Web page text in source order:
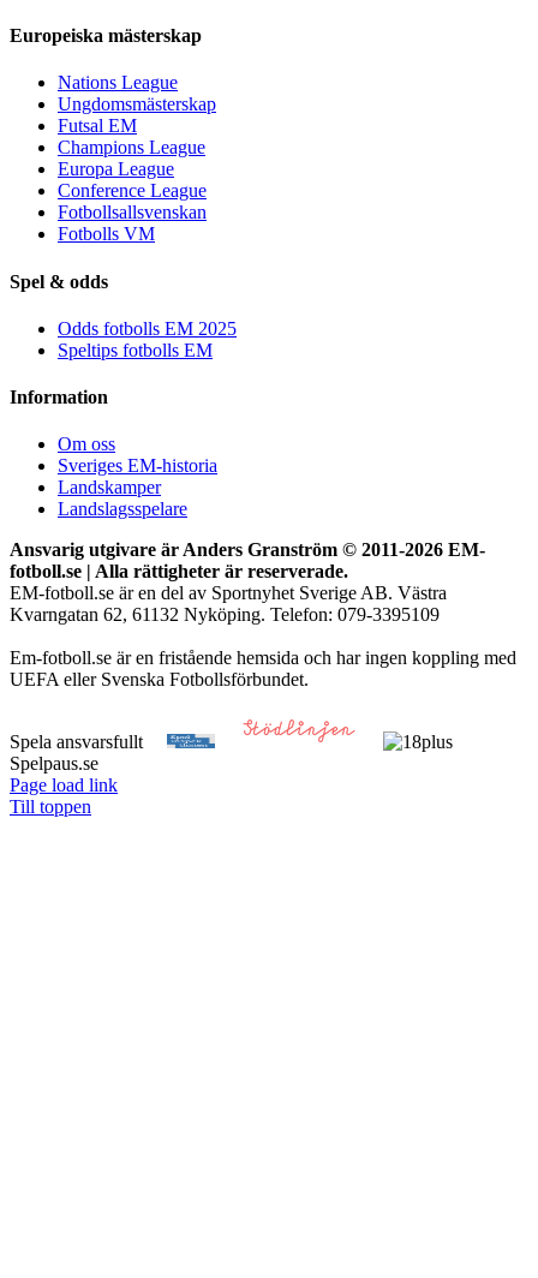
Europeiska mästerskap
Nations League
Ungdomsmästerskap
Futsal EM
Champions League
Europa League
Conference League
Fotbollsallsvenskan
Fotbolls VM
Spel & odds
Odds fotbolls EM 2025
Speltips fotbolls EM
Information
Om oss
Sveriges EM-historia
Landskamper
Landslagsspelare
Ansvarig utgivare är Anders Granström © 2011-2026 EM-
fotboll.se | Alla rättigheter är reserverade.
EM-fotboll.se är en del av Sportnyhet Sverige AB. Västra
Kvarngatan 62, 61132 Nyköping. Telefon: 079-3395109
Em-fotboll.se är en fristående hemsida och har ingen koppling med
UEFA eller Svenska Fotbollsförbundet.
Spela ansvarsfullt
Spelpaus.se
Page load link
Till toppen